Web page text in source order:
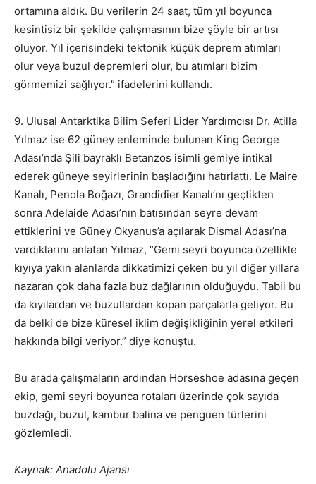
ortamına aldık. Bu verilerin 24 saat, tüm yıl boyunca
kesintisiz bir şekilde çalışmasının bize şöyle bir artısı
oluyor. Yıl içerisindeki tektonik küçük deprem atımları
olur veya buzul depremleri olur, bu atımları bizim
görmemizi sağlıyor.” ifadelerini kullandı.
9. Ulusal Antarktika Bilim Seferi Lider Yardımcısı Dr. Atilla
Yılmaz ise 62 güney enleminde bulunan King George
Adası’nda Şili bayraklı Betanzos isimli gemiye intikal
ederek güneye seyirlerinin başladığını hatırlattı. Le Maire
Kanalı, Penola Boğazı, Grandidier Kanalı’nı geçtikten
sonra Adelaide Adası’nın batısından seyre devam
ettiklerini ve Güney Okyanus’a açılarak Dismal Adası’na
vardıklarını anlatan Yılmaz, “Gemi seyri boyunca özellikle
kıyıya yakın alanlarda dikkatimizi çeken bu yıl diğer yıllara
nazaran çok daha fazla buz dağlarının olduğuydu. Tabii bu
da kıyılardan ve buzullardan kopan parçalarla geliyor. Bu
da belki de bize küresel iklim değişikliğinin yerel etkileri
hakkında bilgi veriyor.” diye konuştu.
Bu arada çalışmaların ardından Horseshoe adasına geçen
ekip, gemi seyri boyunca rotaları üzerinde çok sayıda
buzdağı, buzul, kambur balina ve penguen türlerini
gözlemledi.
Kaynak: Anadolu Ajansı